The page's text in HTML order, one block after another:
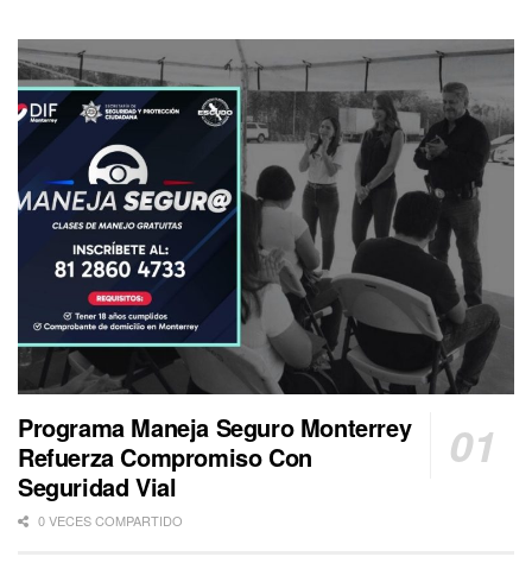
Programa Maneja Seguro Monterrey
Refuerza Compromiso Con
Seguridad Vial
0 VECES COMPARTIDO